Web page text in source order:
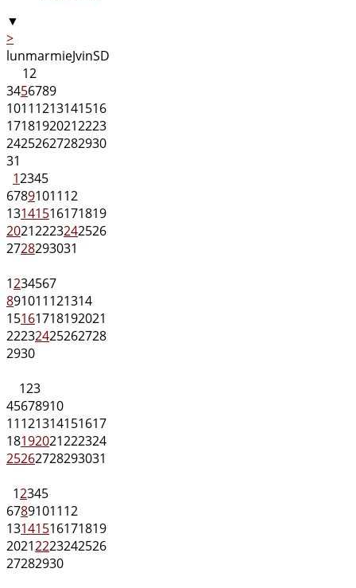
▼
>
lunmarmieJvinSD
12
3456789
10111213141516
17181920212223
24252627282930
31
12345
6789101112
13141516171819
20212223242526
2728293031
1234567
891011121314
15161718192021
22232425262728
2930
123
45678910
11121314151617
18192021222324
25262728293031
12345
6789101112
13141516171819
20212223242526
27282930